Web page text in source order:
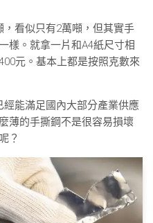
看似只有2萬噸，但其實手
樣。就拿一片和A4紙尺寸相
元。基本上都是按照克數來
能滿足國內大部分產業供應
薄的手撕鋼不是很容易損壞
？